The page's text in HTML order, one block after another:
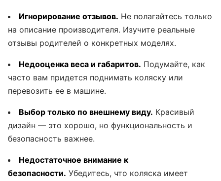
Игнорирование отзывов. Не полагайтесь только
на описание производителя. Изучите реальные
отзывы родителей о конкретных моделях.
Недооценка веса и габаритов. Подумайте, как
часто вам придется поднимать коляску или
перевозить ее в машине.
Выбор только по внешнему виду. Красивый
дизайн — это хорошо, но функциональность и
безопасность важнее.
Недостаточное внимание к
безопасности. Убедитесь, что коляска имеет